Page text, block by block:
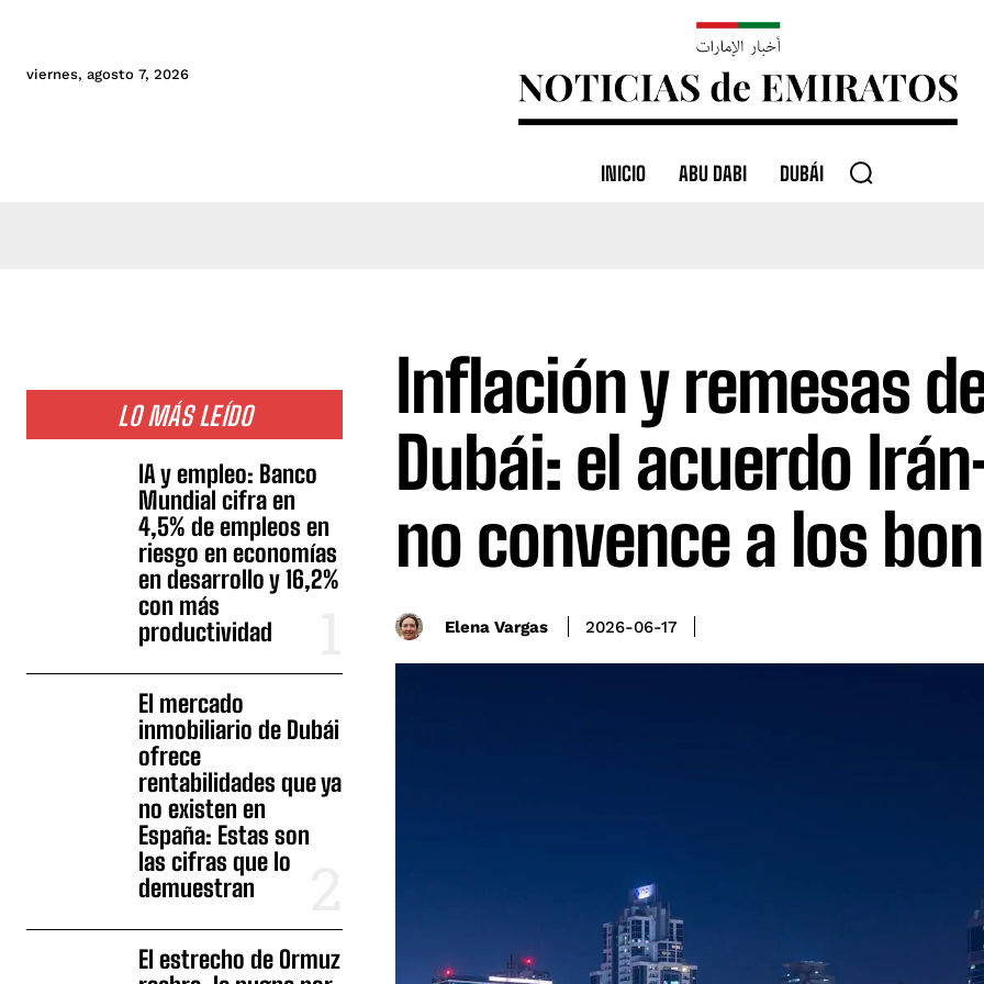
viernes, agosto 7, 2026
INICIO ABU DABI DUBÁI
LO MÁS LEÍDO
IA y empleo: Banco
Mundial cifra en
4,5% de empleos en
riesgo en economías
en desarrollo y 16,2%
con más
productividad
El mercado
inmobiliario de Dubái
ofrece
rentabilidades que ya
no existen en
España: Estas son
las cifras que lo
demuestran
El estrecho de Ormuz
Inflación y remesas
Dubái: el acuerdo
no convence a los
Elena Vargas 2026-06-17